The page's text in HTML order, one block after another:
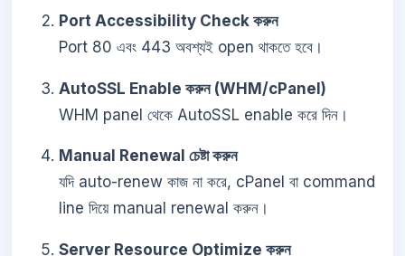
Port Accessibility Check করুন
Port 80 এবং 443 অবশ্যই open থাকতে হবে।
AutoSSL Enable করুন (WHM/cPanel)
WHM panel থেকে AutoSSL enable করে দিন।
Manual Renewal চেষ্টা করুন
যদি auto-renew কাজ না করে, cPanel বা command
line দিয়ে manual renewal করুন।
Server Resource Optimize করুন